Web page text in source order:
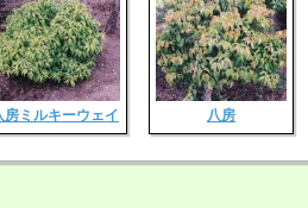
房ミルキーウェイ 八房